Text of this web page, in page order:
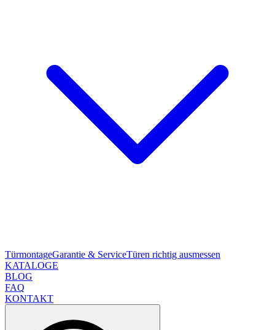
TürmontageGarantie & ServiceTüren richtig ausmessen
KATALOGE
BLOG
FAQ
KONTAKT